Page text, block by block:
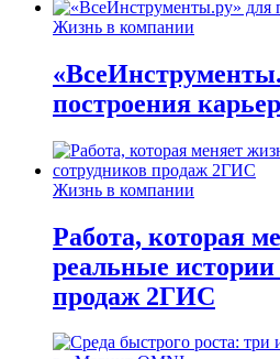
Жизнь в компании
построения
Жизнь в компании
Работа, которая
реальные истории
продаж 2ГИС